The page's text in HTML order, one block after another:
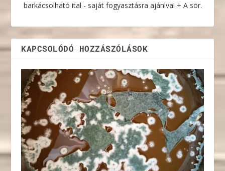
barkácsolható ital - saját fogyasztásra ajánlva! + A sör.
KAPCSOLÓDÓ HOZZÁSZÓLÁSOK